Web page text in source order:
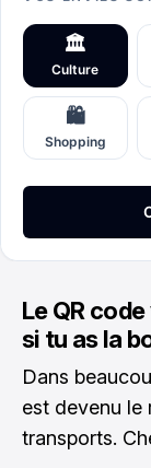
Le QR
si tu as la
Dans
est devenu le
transports.